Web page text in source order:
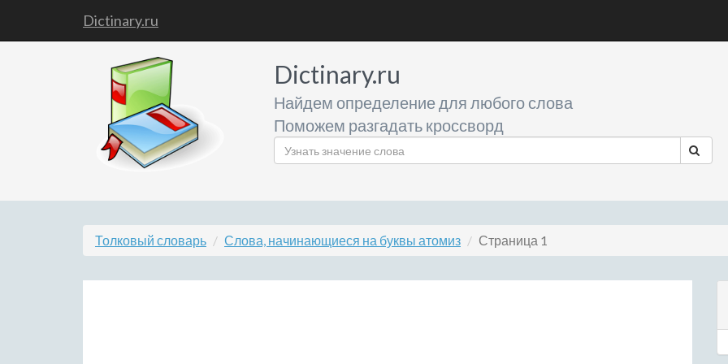
Dictinary.ru
Dictinary.ru
Найдем определение для любого слова
Поможем разгадать кроссворд
Толковый словарь Слова, начинающиеся на буквы атомиз Страница 1